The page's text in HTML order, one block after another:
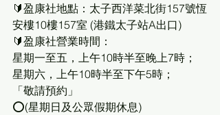
🔰盈康社地點：太子西洋菜北街157號恆
安樓10樓157室 (港鐵太子站A出口)
🔰盈康社營業時間：
星期一至五，上午10時半至晚上7時；
星期六，上午10時半至下午5時；
「敬請預約」
⭕(星期日及公眾假期休息)